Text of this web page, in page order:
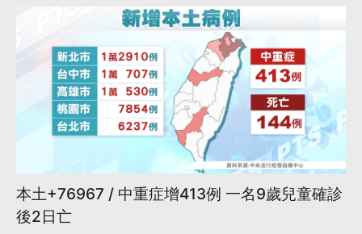
本土+76967 / 中重症增413例 一名9歲兒童確診
後2日亡